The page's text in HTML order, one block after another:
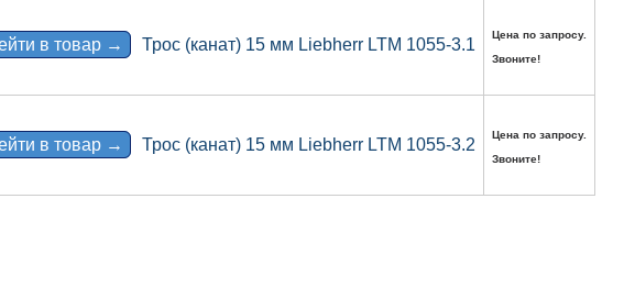
в товар → Трос (канат) 15 мм Liebherr LTM 1055-3.1
Цена по запросу.
Звоните!
в товар → Трос (канат) 15 мм Liebherr LTM 1055-3.2
Цена по запросу.
Звоните!